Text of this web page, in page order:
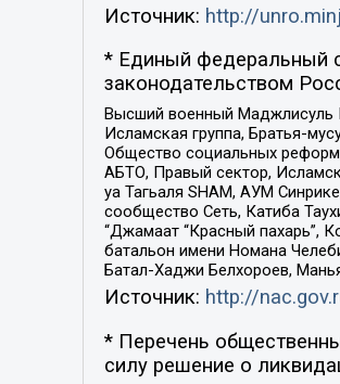
Источник: http://
* Единый федеральный
законодательством
Высший военный Маджлисуль
Исламская группа, Братья-
Общество социальных
АБТО, Правый сектор,
уа Тагьаля SHAM, АУМ
сообщество Сеть, Катиба
“Джамаат “Красный пахарь”,
батальон имени Номана
Батал-Хаджи Белхороев,
Источник: http://
* Перечень
силу решение о